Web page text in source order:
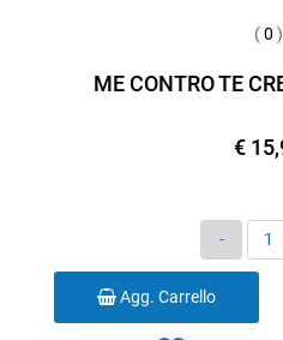
(0 )
ME CONTRO TE
€
Agg. Carrello